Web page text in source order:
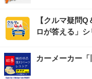
【クルマ疑問
ロが答える」シ
カーメーカー